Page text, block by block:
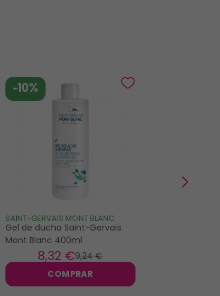
-10%
SAINT-GERVAIS MONT BLANC
Gel de ducha Saint-Gervais
Mont Blanc 400ml
9,24 €
8,32 €
COMPRAR